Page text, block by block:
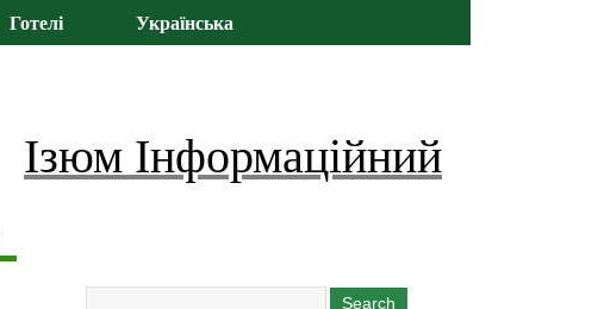
Готелі Українська
Ізюм Інформаційний